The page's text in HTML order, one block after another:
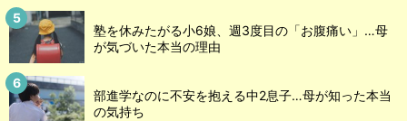
塾を休みたがる小6娘、週3度目の「お腹痛い」…母
が気づいた本当の理由
部進学なのに不安を抱える中2息子…母が知った本当
の気持ち